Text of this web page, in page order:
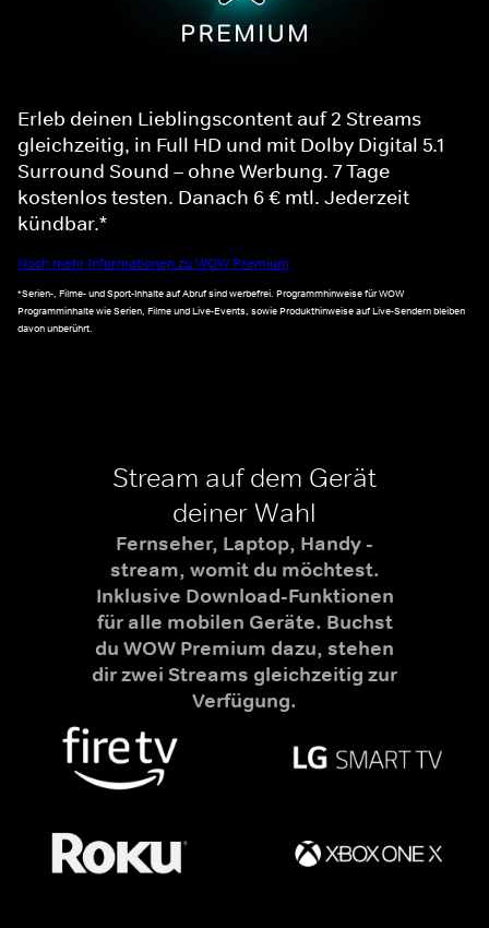
Erleb deinen Lieblingscontent auf 2 Streams
gleichzeitig, in Full HD und mit Dolby Digital 5.1
Surround Sound – ohne Werbung. 7 Tage
kostenlos testen. Danach 6 € mtl. Jederzeit
kündbar.*
Noch mehr Informationen zu WOW Premium
*Serien-, Filme- und Sport-Inhalte auf Abruf sind werbefrei. Programmhinweise für WOW
Programminhalte wie Serien, Filme und Live-Events, sowie Produkthinweise auf Live-Sendern bleiben
davon unberührt.
Stream auf dem Gerät
deiner Wahl
Fernseher, Laptop, Handy -
stream, womit du möchtest.
Inklusive Download-Funktionen
für alle mobilen Geräte. Buchst
du WOW Premium dazu, stehen
dir zwei Streams gleichzeitig zur
Verfügung.